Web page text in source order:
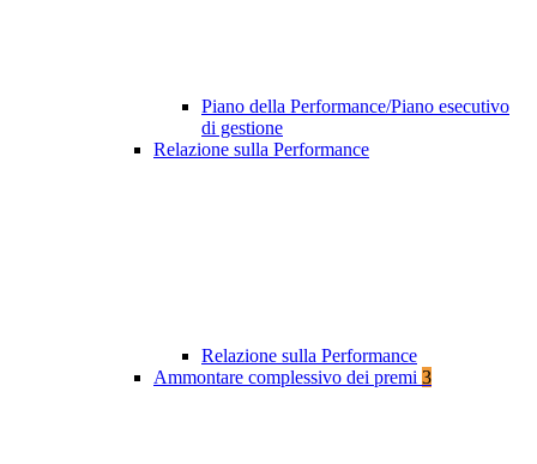
Piano della Performance/Piano esecutivo
di gestione
Relazione sulla Performance
Relazione sulla Performance
Ammontare complessivo dei premi 3